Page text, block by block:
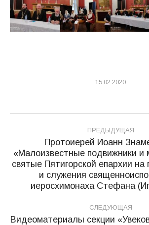
15.02.2020
Навигация
записям
ПРЕДЫДУЩАЯ
запись:
Протоиерей Иоанн
«Малоизвестные подвижники и
святые Пятигорской епархии
и служения
иеросхимонаха Стефана
СЛЕДУЮЩАЯ
Видеоматериалы секции